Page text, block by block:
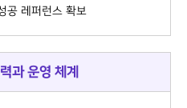
공 레퍼런스 확보
과 운영 체계